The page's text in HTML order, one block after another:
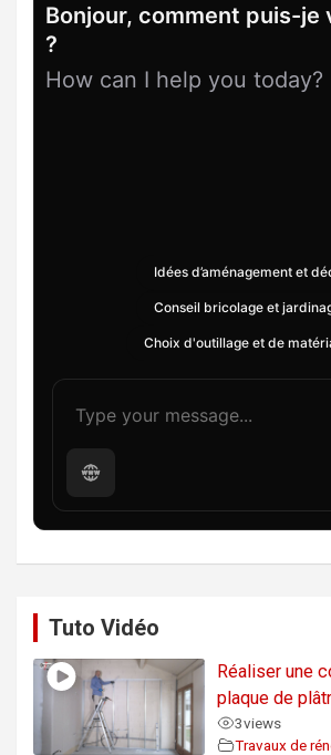
Bonjour, comment puis-je
?
How can I help you today?
Idées d’aménagement et
Conseil bricolage et
Choix d'outillage et de
Tuto Vidéo
Réaliser une
plaque de
3views
Travaux de